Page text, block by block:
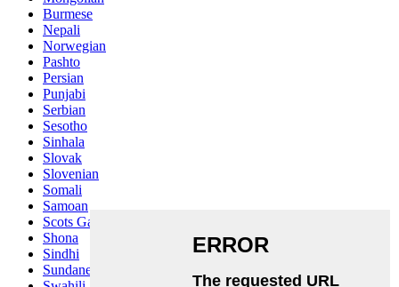
Burmese
Nepali
Norwegian
Pashto
Persian
Punjabi
Serbian
Sesotho
Sinhala
Slovak
Slovenian
Somali
Samoan
Scots Gaelic
Shona
Sindhi
Sundanese